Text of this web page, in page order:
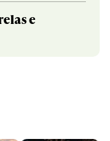
e